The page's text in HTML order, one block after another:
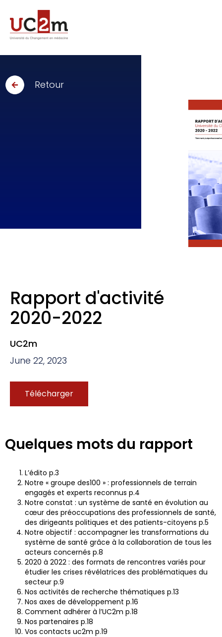
Retour
Rapport d'activité
2020-2022
UC2m
June 22, 2023
Télécharger
Quelques mots du rapport
L’édito p.3
Notre « groupe des100 » : professionnels de terrain
engagés et experts reconnus p.4
Notre constat : un système de santé en évolution au
cœur des préoccupations des professionnels de santé,
des dirigeants politiques et des patients-citoyens p.5
Notre objectif : accompagner les transformations du
système de santé grâce à la collaboration de tous les
acteurs concernés p.8
2020 à 2022 : des formats de rencontres variés pour
étudier les crises révélatrices des problématiques du
secteur p.9
Nos activités de recherche thématiques p.13
Nos axes de développement p.16
Comment adhérer à l’UC2m p.18
Nos partenaires p.18
Vos contacts uc2m p.19